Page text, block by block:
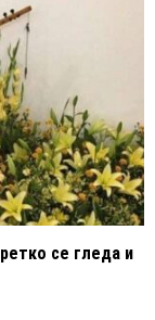
се гледа и